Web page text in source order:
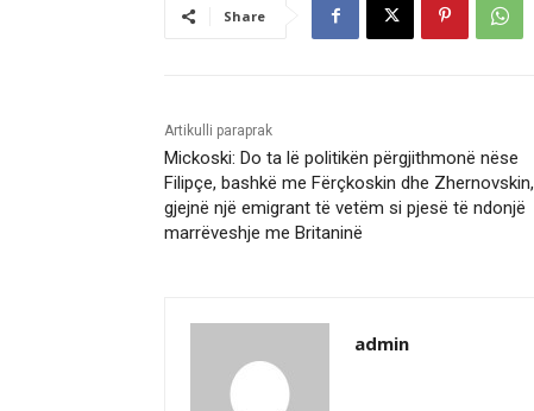
Share
Artikulli paraprak
Mickoski: Do ta lë politikën përgjithmonë nëse
Filipçe, bashkë me Fërçkoskin dhe Zhernovskin,
gjejnë një emigrant të vetëm si pjesë të ndonjë
marrëveshje me Britaninë
admin